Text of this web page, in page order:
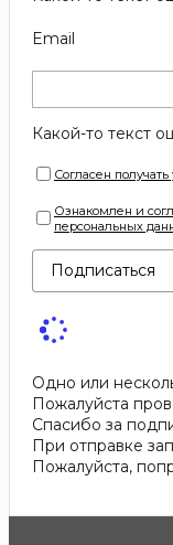
Email
Какой-то текст
Согласен
Ознакомлен и
персональных
Подписаться
Одно или
Пожалуйста
Спасибо за
При отправке
Пожалуйста,